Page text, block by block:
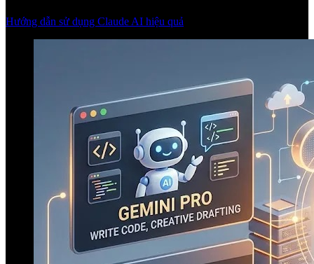
Hướng dẫn sử dụng Claude AI hiệu quả